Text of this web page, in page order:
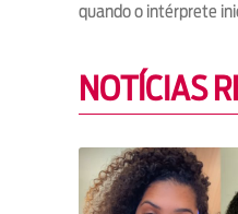
quando o intérprete
NOTÍCIAS